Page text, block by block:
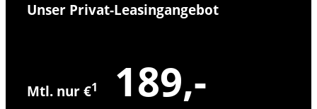
Unser Privat-Leasingangebot
Mtl. nur €1 189,-